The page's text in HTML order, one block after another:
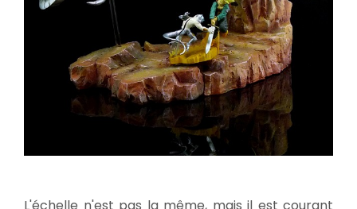
L'échelle n'est pas la même, mais il est courant